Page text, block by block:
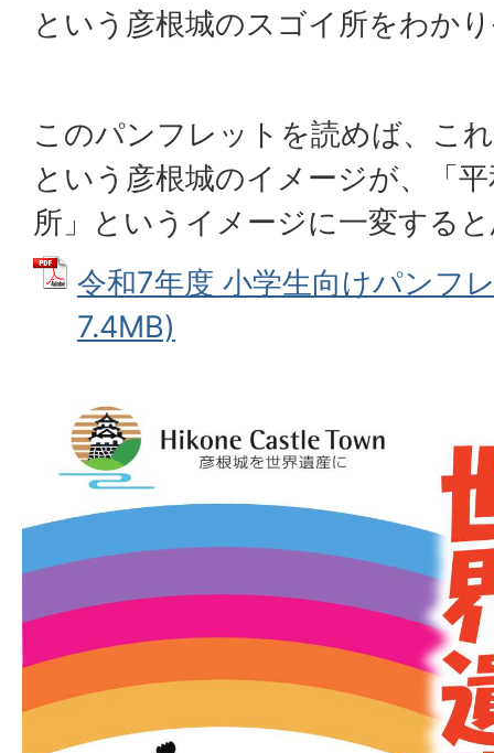
という彦根城のスゴイ所をわか
このパンフレットを読めば、こ
という彦根城のイメージが、「
所」というイメージに一変する
令和7年度 小学生向けパンフ
7.4MB)